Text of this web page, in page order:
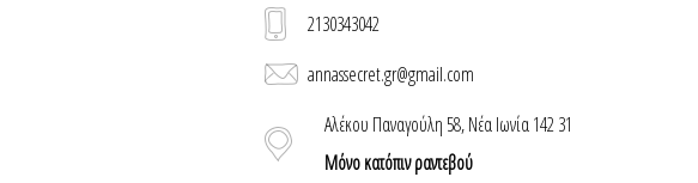
2130343042
annassecret.gr@gmail.com
Αλέκου Παναγούλη 58, Νέα Ιωνία 142 31
Μόνο κατόπιν ραντεβού